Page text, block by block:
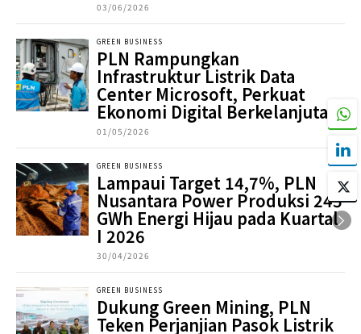
03/06/2026
GREEN BUSINESS
PLN Rampungkan
Infrastruktur Listrik Data
Center Microsoft, Perkuat
Ekonomi Digital Berkelanjutan
01/05/2026
GREEN BUSINESS
Lampaui Target 14,7%, PLN
Nusantara Power Produksi 245
GWh Energi Hijau pada Kuartal
I 2026
30/04/2026
GREEN BUSINESS
Dukung Green Mining, PLN
Teken Perjanjian Pasok Listrik